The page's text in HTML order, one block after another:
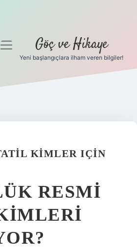
menüyü
Göç ve Hikaye
Yeni başlangıçlara ilham veren bilgiler!
KIMLER IÇIN
RESMI